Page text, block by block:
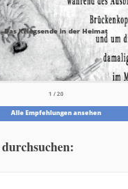
Das Kriegsende in der Heimat
1 / 20
Alle Empfehlungen ansehen